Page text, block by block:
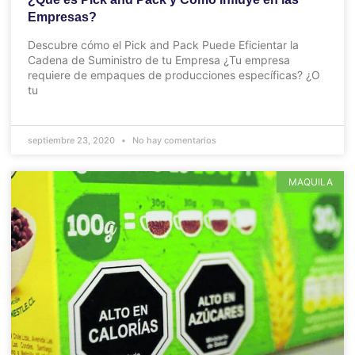
Empresas?
Descubre cómo el Pick and Pack Puede Eficientar la
Cadena de Suministro de tu Empresa ¿Tu empresa
requiere de empaques de producciones específicas? ¿O
tu
septiembre 23, 2020 No hay comentarios
MAQUILA